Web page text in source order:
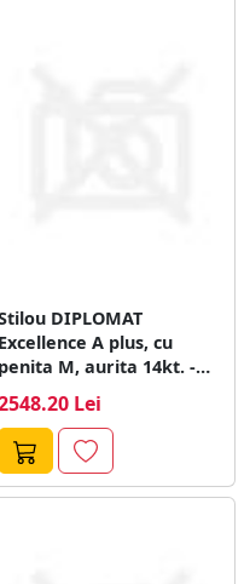
DIPLOMAT
Excellence A plus, cu
penita M, aurita 14kt. -
Lei